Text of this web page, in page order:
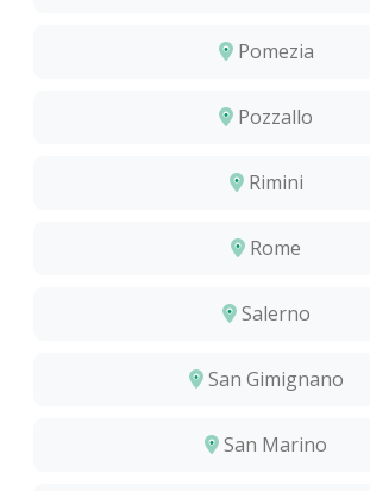
Pomezia
Pozzallo
Rimini
Rome
Salerno
San Gimignano
San Marino